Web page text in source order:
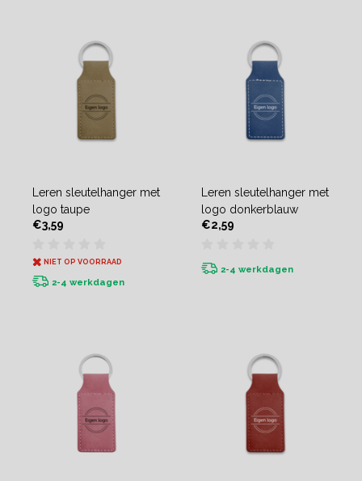
Leren sleutelhanger met
logo taupe
€3,59
NIET OP VOORRAAD
2-4 werkdagen
Leren sleutelhanger met
logo donkerblauw
€2,59
2-4 werkdagen